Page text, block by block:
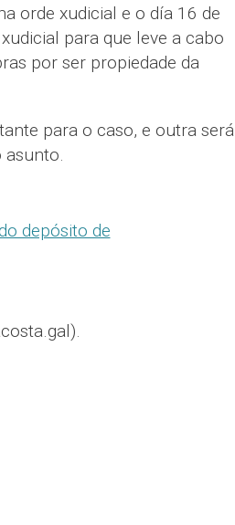
orde xudicial e o día 16 de
para que leve a cabo
por ser propiedade da
para o caso, e outra será
asunto.
depósito de